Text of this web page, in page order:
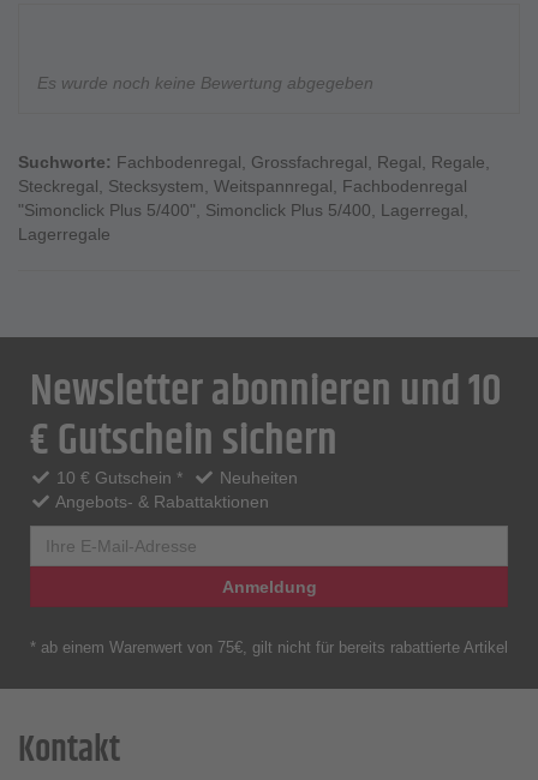
Es wurde noch keine Bewertung abgegeben
Suchworte: Fachbodenregal, Grossfachregal, Regal, Regale,
Steckregal, Stecksystem, Weitspannregal, Fachbodenregal
"Simonclick Plus 5/400", Simonclick Plus 5/400, Lagerregal,
Lagerregale
Newsletter abonnieren und 10
€ Gutschein sichern
10 € Gutschein *
Neuheiten
Angebots- & Rabattaktionen
Anmeldung
* ab einem Warenwert von 75€, gilt nicht für bereits rabattierte Artikel
Kontakt